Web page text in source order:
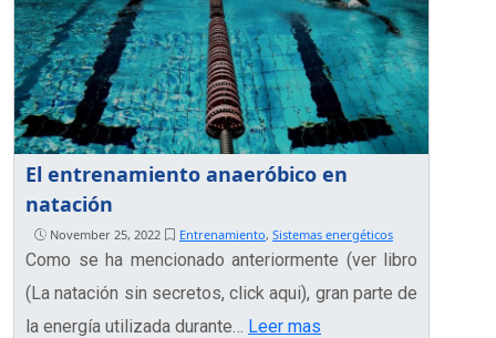
El entrenamiento anaeróbico en
natación
November 25, 2022 Entrenamiento, Sistemas energéticos
Como se ha mencionado anteriormente (ver libro
(La natación sin secretos, click aqui), gran parte de
la energía utilizada durante… Leer mas